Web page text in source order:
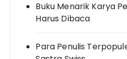
Buku Menarik Karya
Harus Dibaca
Para Penulis